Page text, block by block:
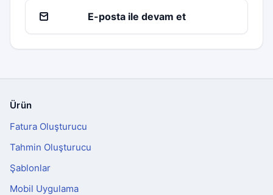
E-posta ile devam et
Altbilgi
Ürün
Fatura Oluşturucu
Tahmin Oluşturucu
Şablonlar
Mobil Uygulama